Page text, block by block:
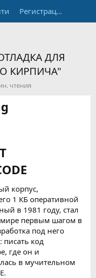
Регистрация
ДЛЯ
КИРПИЧА"
чтения
корпус,
1 КБ оперативной
в 1981 году, стал
первым шагом в
под него
код
где он и
в мучительном